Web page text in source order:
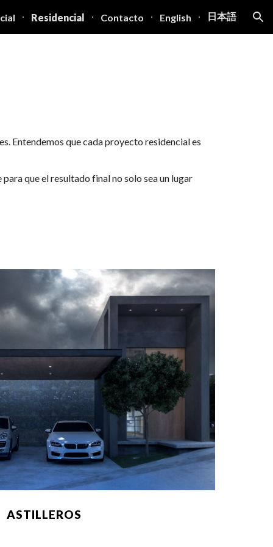
Residencial Contacto English 日本語
Entendemos que cada proyecto residencial es
que el resultado final no solo sea un lugar
ASTILLEROS